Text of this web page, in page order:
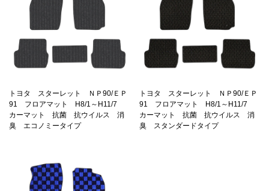
トヨタ スターレット ＮＰ90/ＥＰ
91 フロアマット H8/1～H11/7
カーマット 抗菌 抗ウイルス 消
臭 エコノミータイプ
トヨタ スターレット ＮＰ90/ＥＰ
91 フロアマット H8/1～H11/7
カーマット 抗菌 抗ウイルス 消
臭 スタンダードタイプ